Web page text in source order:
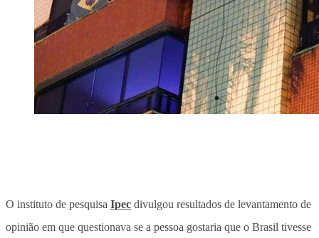
O instituto de pesquisa Ipec divulgou resultados de levantamento de
opinião em que questionava se a pessoa gostaria que o Brasil tivesse